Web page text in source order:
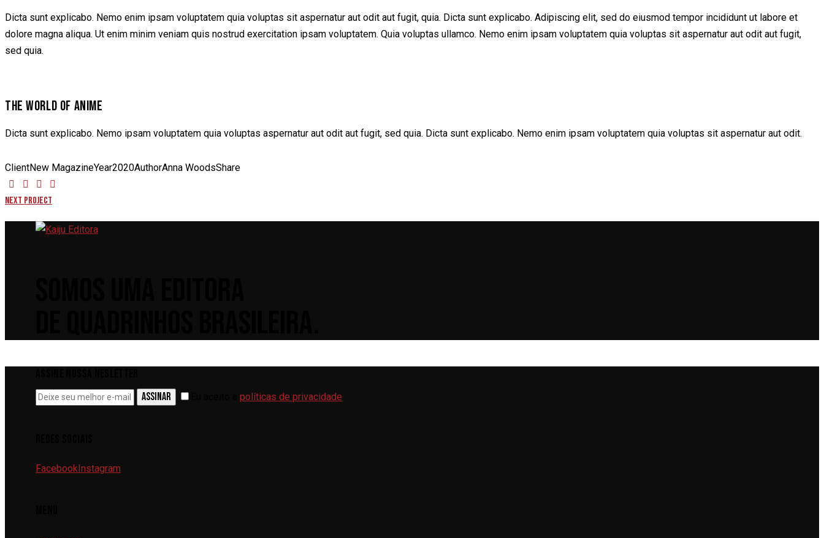
Dicta sunt explicabo. Nemo enim ipsam voluptatem quia voluptas sit aspernatur aut odit aut fugit, quia. Dicta sunt explicabo. Adipiscing elit, sed do eiusmod tempor incididunt ut labore et
dolore magna aliqua. Ut enim minim veniam quis nostrud exercitation ipsam voluptatem. Quia voluptas ullamco. Nemo enim ipsam voluptatem quia voluptas sit aspernatur aut odit aut fugit,
sed quia.
THE WORLD OF ANIME
Dicta sunt explicabo. Nemo ipsam voluptatem quia voluptas aspernatur aut odit aut fugit, sed quia. Dicta sunt explicabo. Nemo enim ipsam voluptatem quia voluptas sit aspernatur aut odit.
ClientNew MagazineYear2020AuthorAnna WoodsShare
NAVEGAÇÃO
Next Project
ASSINAR políticas de privacidade
FacebookInstagram